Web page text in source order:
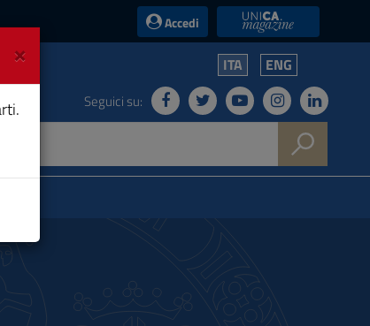
Accedi UniCA News
ITA ENG
Seguici su:
×